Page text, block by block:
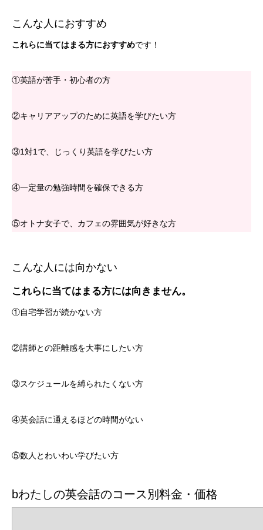
こんな人におすすめ
これらに当てはまる方におすすめです！
①英語が苦手・初心者の方
②キャリアアップのために英語を学びたい方
③1対1で、じっくり英語を学びたい方
④一定量の勉強時間を確保できる方
⑤オトナ女子で、カフェの雰囲気が好きな方
こんな人には向かない
これらに当てはまる方には向きません。
①自宅学習が続かない方
②講師との距離感を大事にしたい方
③スケジュールを縛られたくない方
④英会話に通えるほどの時間がない
⑤数人とわいわい学びたい方
bわたしの英会話のコース別料金・価格